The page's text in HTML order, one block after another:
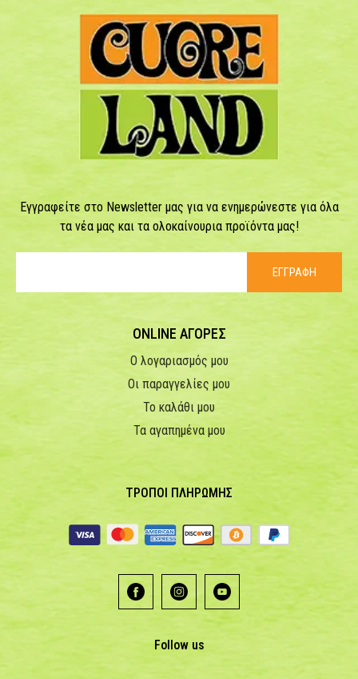
Εγγραφείτε στο Newsletter μας για να ενημερώνεστε για όλα
τα νέα μας και τα ολοκαίνουρια προϊόντα μας!
ΕΓΓΡΑΦΗ
ONLINE ΑΓΟΡΕΣ
Ο λογαριασμός μου
Οι παραγγελίες μου
Το καλάθι μου
Τα αγαπημένα μου
ΤΡΟΠΟΙ ΠΛΗΡΩΜΗΣ
Follow us